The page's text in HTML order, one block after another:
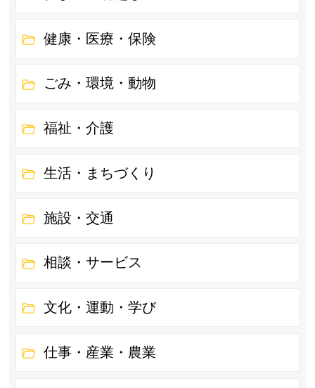
健康・医療・保険
ごみ・環境・動物
福祉・介護
生活・まちづくり
施設・交通
相談・サービス
文化・運動・学び
仕事・産業・農業